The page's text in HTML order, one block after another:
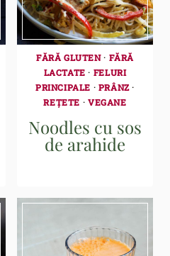
FĂRĂ GLUTEN· FĂRĂ
LACTATE · FELURI
PRINCIPALE · PRÂNZ·
REȚETE · VEGANE
Noodles cu sos
de arahide